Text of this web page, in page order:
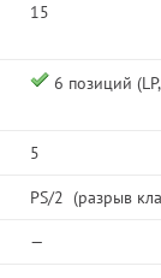
15
6 позиций
5
PS/2 (разрыв
—